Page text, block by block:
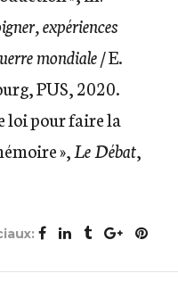
expériences
mondiale/ E.
PUS, 2020.
loi pour faire la
», Le Débat,